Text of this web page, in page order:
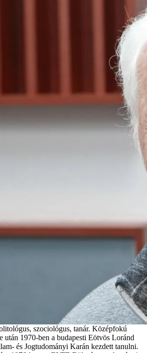
szociológus, tanár. Középfokú
után 1970-ben a budapesti Eötvös Loránd
és Jogtudományi Karán kezdett tanulni.